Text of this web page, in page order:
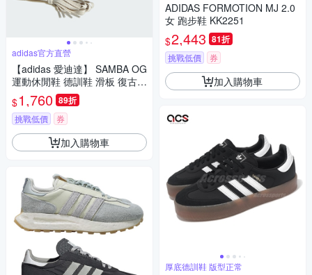
adidas官方直營
【adidas 愛迪達】 SAMBA OG
運動休閒鞋 德訓鞋 滑板 復古
女鞋 - Originals JI2678
$1,760 89折
挑戰低價 券
加入購物車
ADIDAS FORMOTION MJ 2.0
女 跑步鞋 KK2251
$2,443 81折
挑戰低價 券
加入購物車
厚底德訓鞋 版型正常